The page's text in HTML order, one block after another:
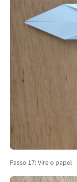
Passo 17: Vire o papel